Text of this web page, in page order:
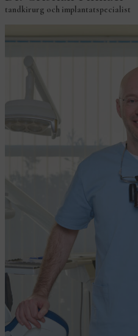
tandkirurg och implantatspecialist